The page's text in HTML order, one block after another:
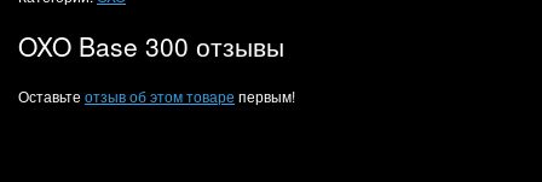
OXO Base 300 отзывы
Оставьте отзыв об этом товаре первым!